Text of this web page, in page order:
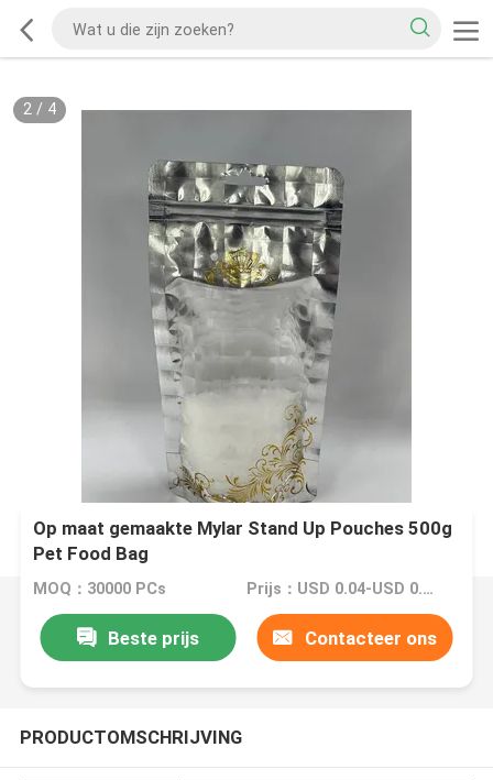
2/ 4
Op maat gemaakte Mylar Stand Up Pouches 500g
Pet Food Bag
MOQ：30000 PCs Prijs：USD 0.04-USD 0.15
Beste prijs Contacteer ons
PRODUCTOMSCHRIJVING